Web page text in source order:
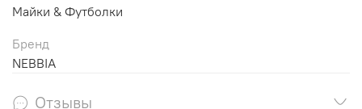
Майки & Футболки
Бренд
NEBBIA
Отзывы